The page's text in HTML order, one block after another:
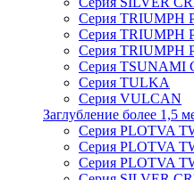
Серия TRIUMPH
Серия TRIUMPH
Серия TRIUMPH
Серия TSUNAMI
Серия TULKA
Серия VULCAN
Заглубление более 1,5
Серия PLOTVA
Серия PLOTVA
Серия PLOTVA